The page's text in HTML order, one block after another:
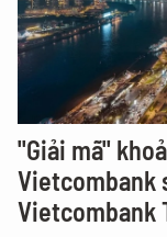
"Giải mã"
Vietcombank
Vietcombank